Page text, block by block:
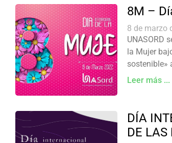
8M –
8 de marzo
UNASORD
la Mujer
sostenible»
Leer más ...
DÍA
DE LAS